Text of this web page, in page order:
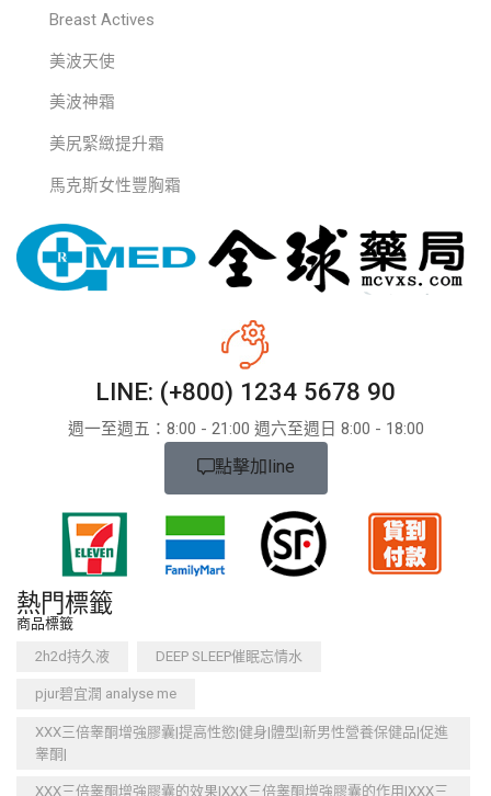
Breast Actives
美波天使
美波神霜
美尻緊緻提升霜
馬克斯女性豐胸霜
LINE: (+800) 1234 5678 90
週一至週五：8:​​00 - 21:00 週六至週日 8:00 - 18:00
點擊加line
熱門標籤
商品標籤
2h2d持久液 DEEP SLEEP催眠忘情水
pjur碧宜潤 analyse me
XXX三倍睾酮增強膠囊|提高性慾|健身|體型|新男性營養保健品|促進
睾酮|
XXX三倍睾酮增強膠囊的效果|XXX三倍睾酮增強膠囊的作用|XXX三